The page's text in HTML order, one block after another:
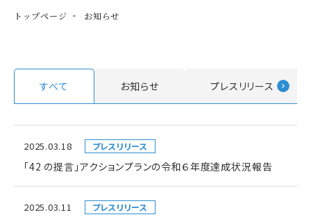
トップページ お知らせ
すべて お知らせ プレスリリース
2025.03.18 プレスリリース
「42 の提言」アクションプランの令和６年度達成状況報告
2025.03.11 プレスリリース